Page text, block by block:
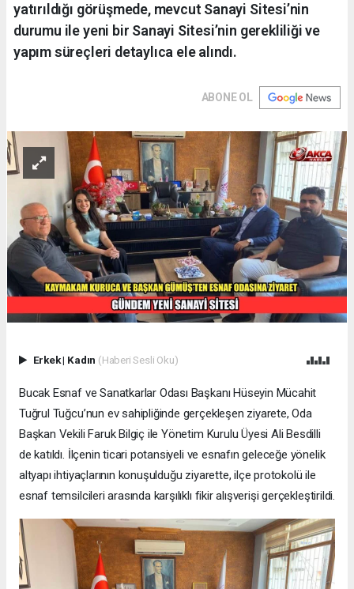
yatırıldığı görüşmede, mevcut Sanayi Sitesi’nin
durumu ile yeni bir Sanayi Sitesi’nin gerekliliği ve
yapım süreçleri detaylıca ele alındı.
ABONE OL
Erkek| Kadın (Haberi Sesli Oku)
Bucak Esnaf ve Sanatkarlar Odası Başkanı Hüseyin Mücahit
Tuğrul Tuğcu’nun ev sahipliğinde gerçekleşen ziyarete, Oda
Başkan Vekili Faruk Bilgiç ile Yönetim Kurulu Üyesi Ali Besdilli
de katıldı. İlçenin ticari potansiyeli ve esnafın geleceğe yönelik
altyapı ihtiyaçlarının konuşulduğu ziyarette, ilçe protokolü ile
esnaf temsilcileri arasında karşılıklı fikir alışverişi gerçekleştirildi.